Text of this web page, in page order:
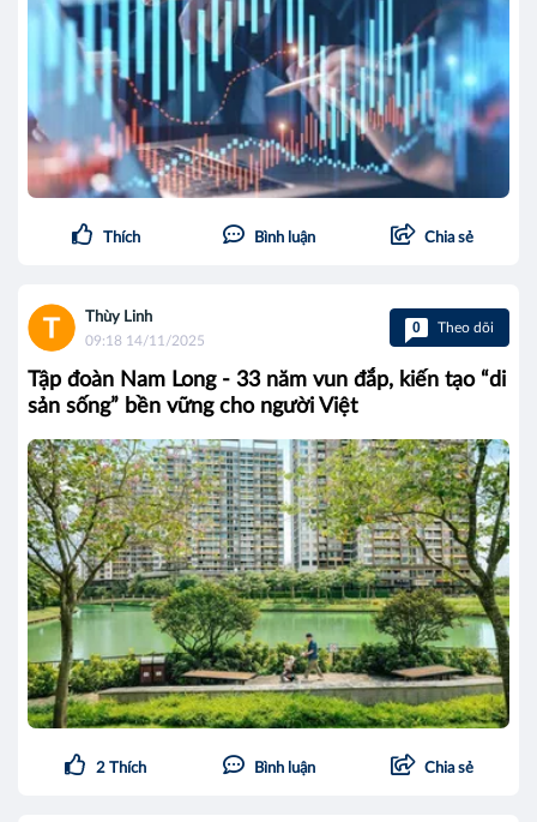
Thích Bình luận Chia sẻ
Thùy Linh
09:18 14/11/2025
0 Theo dõi
Tập đoàn Nam Long - 33 năm vun đắp, kiến tạo “di
sản sống” bền vững cho người Việt
2 Thích Bình luận Chia sẻ